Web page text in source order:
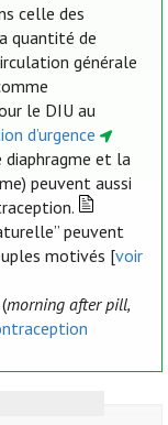
celle des
quantité de
générale
le DIU au
d’urgence
diaphragme et la
peuvent aussi
peuvent
motivés [voir
morning after pill,